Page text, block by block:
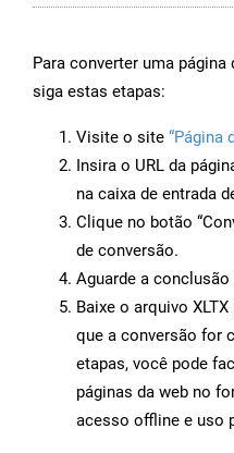
Para converter uma página
siga estas etapas:
Visite o site “Página
Insira o URL da
na caixa de entrada
Clique no botão
de conversão.
Aguarde a
Baixe o arquivo
que a conversão for
etapas, você pode
páginas da web no
acesso offline e uso